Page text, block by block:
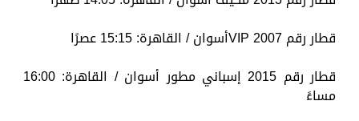
قطار رقم 2007 VIPأسوان / القاهرة: 15:15 عصرًا
قطار رقم 2015 إسباني مطور أسوان / القاهرة: 16:00
مساءً